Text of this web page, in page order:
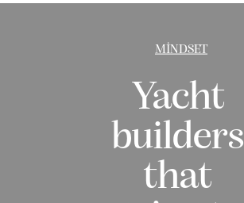
MINDSET
Yacht
builders
that